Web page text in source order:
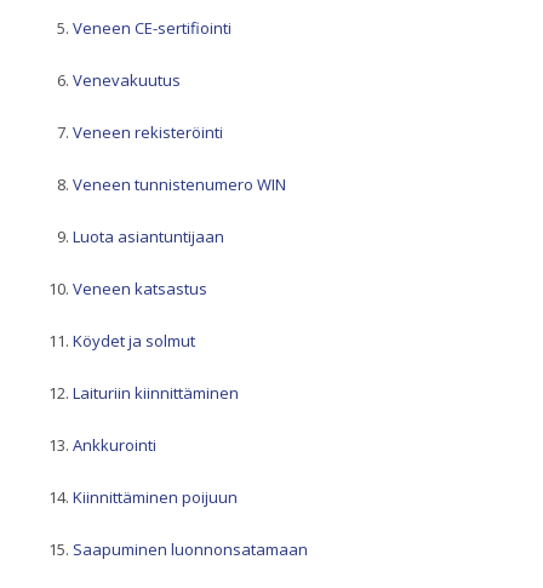
Veneen CE-sertifiointi
Venevakuutus
Veneen rekisteröinti
Veneen tunnistenumero WIN
Luota asiantuntijaan
Veneen katsastus
Köydet ja solmut
Laituriin kiinnittäminen
Ankkurointi
Kiinnittäminen poijuun
Saapuminen luonnonsatamaan